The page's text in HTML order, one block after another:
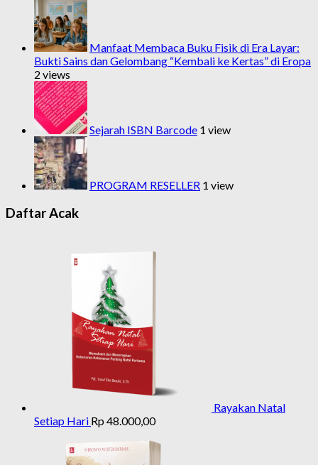
Manfaat Membaca Buku Fisik di Era Layar:
Bukti Sains dan Gelombang “Kembali ke Kertas” di Eropa
2 views
Sejarah ISBN Barcode 1 view
PROGRAM RESELLER 1 view
Daftar Acak
Rayakan Natal
Setiap Hari Rp 48.000,00